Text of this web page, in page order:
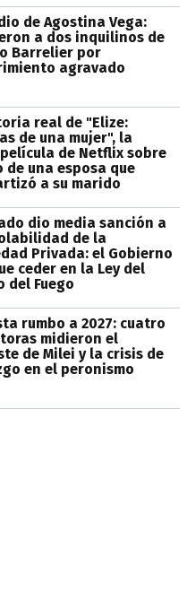
de Agostina Vega:
a dos inquilinos de
Barrelier por
agravado
real de "Elize:
de una mujer", la
de Netflix sobre
de una esposa que
a su marido
dio media sanción a
de la
Privada: el Gobierno
ceder en la Ley del
del Fuego
rumbo a 2027: cuatro
midieron el
de Milei y la crisis de
en el peronismo